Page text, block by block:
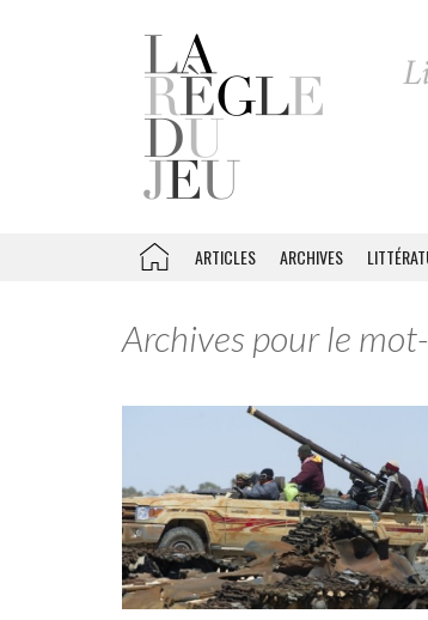
ARTICLES ARCHIVES
Archives pour le